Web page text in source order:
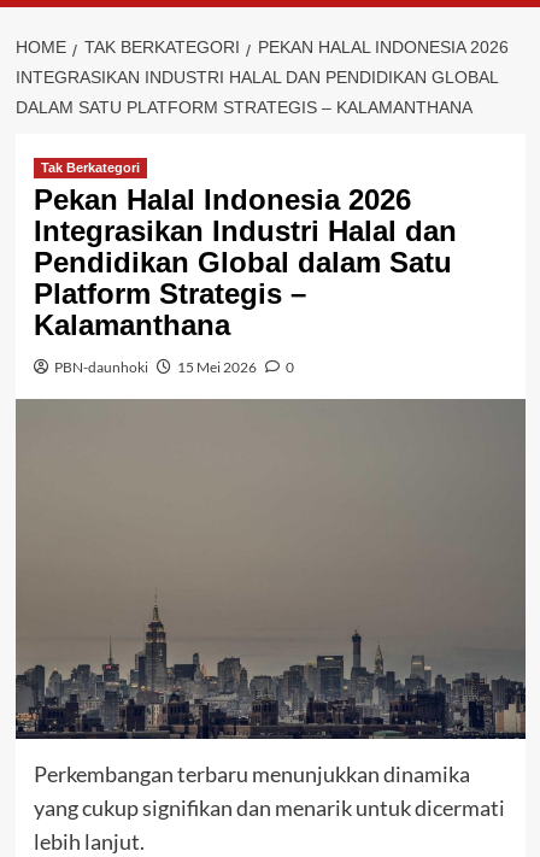
HOME TAK BERKATEGORI
PEKAN HALAL INDONESIA 2026
INTEGRASIKAN INDUSTRI HALAL DAN PENDIDIKAN GLOBAL
DALAM SATU PLATFORM STRATEGIS – KALAMANTHANA
Tak Berkategori
Pekan Halal Indonesia 2026
Integrasikan Industri Halal dan
Pendidikan Global dalam Satu
Platform Strategis –
Kalamanthana
PBN-daunhoki 15 Mei 2026 0
Perkembangan terbaru menunjukkan dinamika
yang cukup signifikan dan menarik untuk dicermati
lebih lanjut.